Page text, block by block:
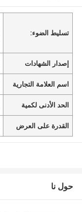
تسليط الضوء:
إصدار الشهادات
اسم العلامة التجارية
الحد الأدنى لكمية
القدرة على العرض
حول نا